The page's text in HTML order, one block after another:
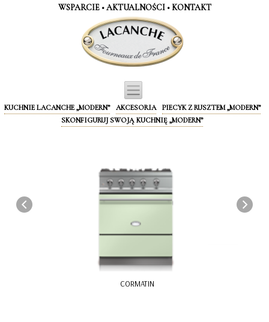
WSPARCIE•AKTUALNOŚCI•KONTAKT
KUCHNIE LACANCHE „MODERN” AKCESORIA
PIECYK Z RUSZTEM „MODERN”
SKONFIGURUJ SWOJĄ KUCHNIĘ „MODERN”
CORMATIN
Panel zarządzania plikami cookies